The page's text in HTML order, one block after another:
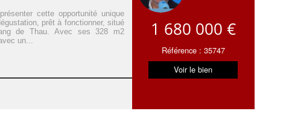
cette opportunité unique
prêt à fonctionner, situé
de Thau. Avec ses 328 m2
un...
1 680 000 €
Référence : 35747
Voir le bien